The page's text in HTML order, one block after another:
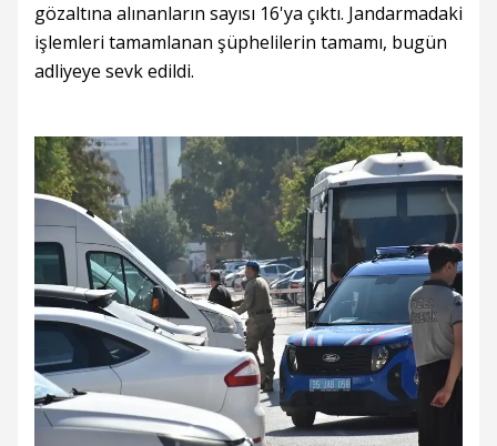
gözaltına alınanların sayısı 16'ya çıktı. Jandarmadaki
işlemleri tamamlanan şüphelilerin tamamı, bugün
adliyeye sevk edildi.